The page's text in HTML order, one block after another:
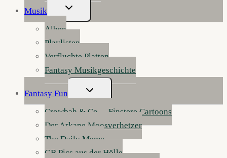
Musik
Untermenü
Umschalten
Alben
Playlisten
Verfluchte Platten
Fantasy Musikgeschichte
Fantasy Fun
Untermenü
Umschalten
Crowbah & Co. – Finstere Cartoons
Der Arkane Moosverhetzer
The Daily Meme
GB Pics aus der Hölle